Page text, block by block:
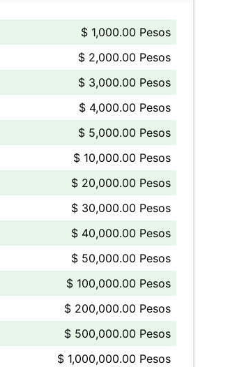
$ 1,000.00 Pesos
$ 2,000.00 Pesos
$ 3,000.00 Pesos
$ 4,000.00 Pesos
$ 5,000.00 Pesos
$ 10,000.00 Pesos
$ 20,000.00 Pesos
$ 30,000.00 Pesos
$ 40,000.00 Pesos
$ 50,000.00 Pesos
$ 100,000.00 Pesos
$ 200,000.00 Pesos
$ 500,000.00 Pesos
$ 1,000,000.00 Pesos